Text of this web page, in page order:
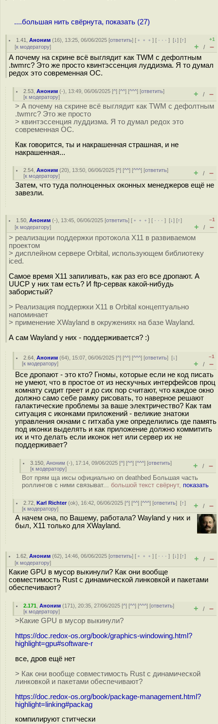
....большая нить свёрнута, показать (27)
1.41 ,Аноним (16), 13:25, 06/06/2025 [ответить] [ ﹢﹢﹢] [ · · ·][↓] [↑]
[к модератору]
+1
+ / –
А почему на скрине всё выглядит как TWM с дефолтным
.twmrc? Это же просто квинтэссенция луддизма. Я то думал
редох это современная ОС.
2.53 ,Аноним (-), 13:49, 06/06/2025 [^] [^^] [^^^] [ответить]
[к модератору] + / –
> А почему на скрине всё выглядит как TWM с дефолтным
.twmrc? Это же просто
> квинтэссенция луддизма. Я то думал редох это
современная ОС.
Как говорится, ты и накрашенная страшная, и не
накрашенная...
2.54 ,Аноним (20), 13:50, 06/06/2025 [^] [^^] [^^^] [ответить]
[к модератору] + / –
Затем, что туда полноценных оконных менеджеров ещё не
завезли.
1.50 ,Аноним (-), 13:45, 06/06/2025 [ответить] [ ﹢﹢﹢] [ · · ·][↓] [↑]
[к модератору]
–1
+ / –
> реализации поддержки протокола X11 в развиваемом
проектом
> дисплейном сервере Orbital, использующем библиотеку
iced.
Самое время X11 запиливать, как раз его все дропают. А
UUCP у них там есть? И ftp-сервак какой-нибудь
забористый?
> Реализация поддержки X11 в Orbital концептуально
напоминает
> применение XWayland в окружениях на базе Wayland.
А сам Wayland у них - поддерживается? :)
2.64 ,Аноним (64), 15:07, 06/06/2025 [^] [^^] [^^^] [ответить][↓]
[к модератору]
–1
+ / –
Все дропают - это кто? Гномы, которые если не код писать
не умеют, что в простое от из нескучных интерфейсов проц
комнату сидит греет и до сих пор считают, что каждое окно
должно само себе рамку рисовать, то наверное решают
галактические проблемы за ваше электричество? Как там
ситуация с иконками приложений - великие знатоки
управления окнами с гитхаба уже определились где память
под иконки выделять и как приложение должно коммитить
их и что делать если иконок нет или сервер их не
поддерживает?
3.150 ,Аноним (-), 17:14, 09/06/2025 [^] [^^] [^^^] [ответить]
[к модератору] + / –
Вот прям ща иксы официально on deathbed Большая часть
роллингов с ними связыват... большой текст свёрнут, показать
2.72 ,Karl Richter(ok), 16:42, 06/06/2025 [^] [^^] [^^^] [ответить][↑]
[к модератору] + / –
А начем она, по Вашему, работала? Wayland у них и
был, X11 только для XWayland.
1.62 ,Аноним (62), 14:46, 06/06/2025 [ответить] [ ﹢﹢﹢] [ · · ·][↓] [↑]
[к модератору] + / –
Какие GPU в мусор выкинули? Как они вообще
совместимость Rust с динамической линковкой и пакетами
обеспечивают?
2.171 ,Аноним (171), 20:35, 27/06/2025 [^] [^^] [^^^] [ответить]
[к модератору] + / –
>Какие GPU в мусор выкинули?
https://doc.redox-os.org/book/graphics-windowing.html?
highlight=gpu#software-r
все, дров ещё нет
> Как они вообще совместимость Rust с динамической
линковкой и пакетами обеспечивают?
https://doc.redox-os.org/book/package-management.html?
highlight=linking#packag
компилируют ститчески